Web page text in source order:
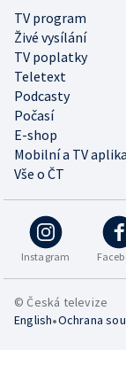
TV program
Živé vysílání
TV poplatky
Teletext
Podcasty
Počasí
E-shop
Mobilní a TV
Vše o ČT
Instagram
© Česká televize
English•Ochrana